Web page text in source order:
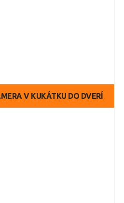
V KUKÁTKU DO DVERÍ